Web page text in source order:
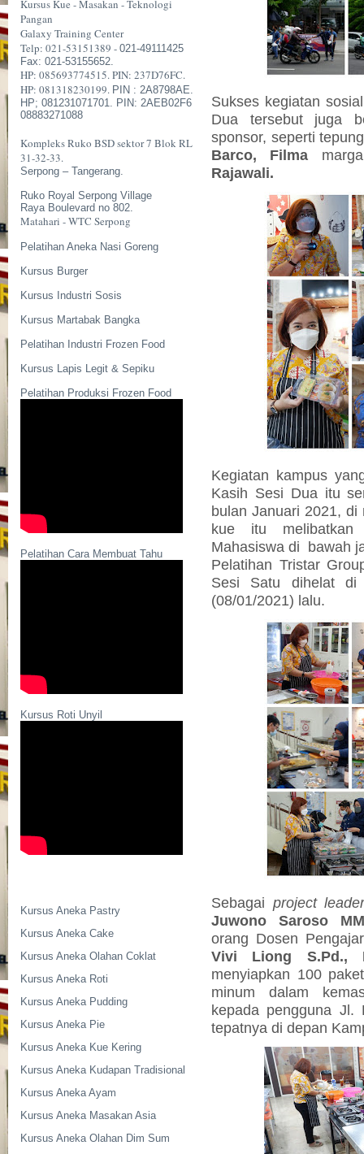
Kursus Kue - Masakan - Teknologi
Pangan
Galaxy Training Center
Telp: 021-53151389 - 021-49111425
Fax: 021-53155652.
HP: 085693774515. PIN: 237D76FC.
HP: 081318230199. PIN : 2A8798AE.
HP; 081231071701. PIN: 2AEB02F6
08883271088
Kompleks Ruko BSD sektor 7 Blok RL
31-32-33.
Serpong – Tangerang.
Ruko Royal Serpong Village
Raya Boulevard no 802.
Matahari - WTC Serpong
Pelatihan Aneka Nasi Goreng
Kursus Burger
Kursus Industri Sosis
Kursus Martabak Bangka
Pelatihan Industri Frozen Food
Kursus Lapis Legit & Sepiku
Pelatihan Produksi Frozen Food
Pelatihan Cara Membuat Tahu
Kursus Roti Unyil
Kursus Aneka Pastry
Kursus Aneka Cake
Kursus Aneka Olahan Coklat
Kursus Aneka Roti
Kursus Aneka Pudding
Kursus Aneka Pie
Kursus Aneka Kue Kering
Kursus Aneka Kudapan Tradisional
Kursus Aneka Ayam
Kursus Aneka Masakan Asia
Kursus Aneka Olahan Dim Sum
Sukses kegiatan
Dua tersebut juga
sponsor, seperti
Barco, Filma
Rajawali.
Kegiatan kampus
Kasih Sesi Dua itu
bulan Januari 2021,
kue itu
Mahasiswa di bawah
Pelatihan Tristar
Sesi Satu dihelat di
(08/01/2021) lalu.
Sebagai project leader
Juwono Saroso
orang Dosen
Vivi Liong S.Pd.,
menyiapkan 100
minum dalam
kepada pengguna Jl.
tepatnya di depan